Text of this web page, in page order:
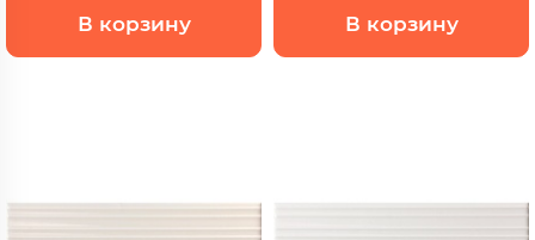
В корзину В корзину